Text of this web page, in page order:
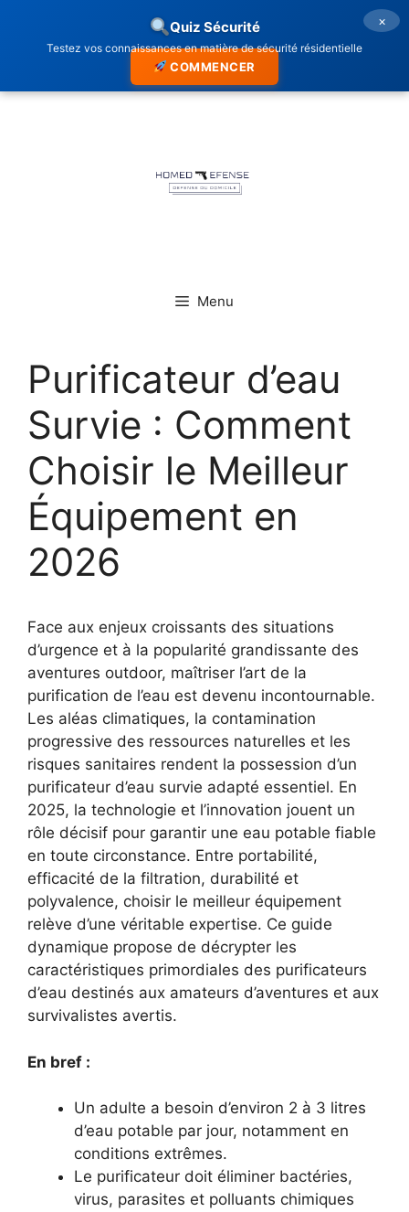
Quiz Sécurité
Testez vos connaissances en matière de sécurité résidentielle
COMMENCER
×
Aller
Menu
Purificateur d’eau
Survie : Comment
Choisir le Meilleur
Équipement en
2026
Face aux enjeux croissants des situations
d’urgence et à la popularité grandissante des
aventures outdoor, maîtriser l’art de la
purification de l’eau est devenu incontournable.
Les aléas climatiques, la contamination
progressive des ressources naturelles et les
risques sanitaires rendent la possession d’un
purificateur d’eau survie adapté essentiel. En
2025, la technologie et l’innovation jouent un
rôle décisif pour garantir une eau potable fiable
en toute circonstance. Entre portabilité,
efficacité de la filtration, durabilité et
polyvalence, choisir le meilleur équipement
relève d’une véritable expertise. Ce guide
dynamique propose de décrypter les
caractéristiques primordiales des purificateurs
d’eau destinés aux amateurs d’aventures et aux
survivalistes avertis.
En bref :
Un adulte a besoin d’environ 2 à 3 litres
d’eau potable par jour, notamment en
conditions extrêmes.
Le purificateur doit éliminer bactéries,
virus, parasites et polluants chimiques